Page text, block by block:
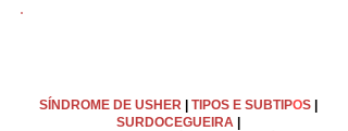
©
SÍNDROME DE USHER TIPOS E SUBTIPOS
SURDOCEGUEIRA